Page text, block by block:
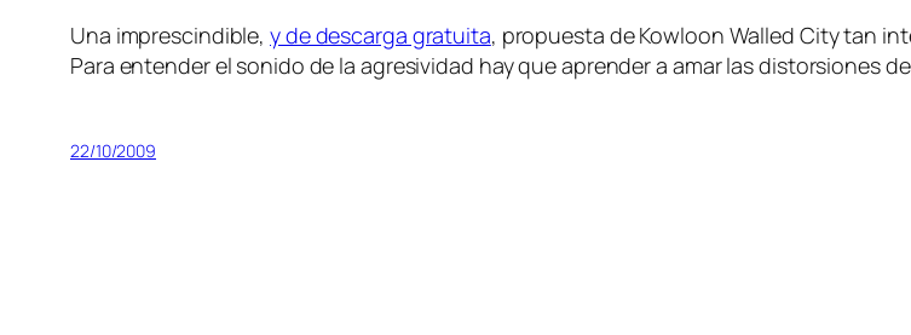
Una im­pres­cin­di­ble, y de des­car­ga gra­tui­ta, pro­pues­ta de Kowloon Walled City tan
Para en­ten­der el so­ni­do de la agre­si­vi­dad hay que apren­der a amar las dis­tor­sio­nes
22/10/2009